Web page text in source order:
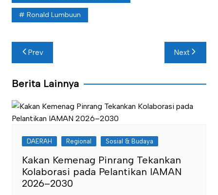
Ronald Lumbuun
Navigasi
pos
Prev Next
Berita Lainnya
DAERAH Regional Sosial & Budaya
Kakan Kemenag Pinrang Tekankan
Kolaborasi pada Pelantikan IAMAN
2026–2030